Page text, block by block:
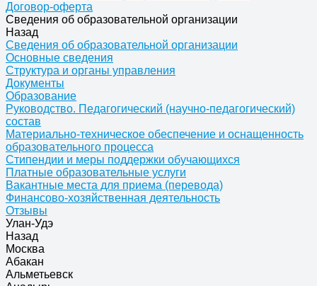
Договор-оферта
Сведения об образовательной организации
Назад
Сведения об образовательной организации
Основные сведения
Структура и органы управления
Документы
Образование
Руководство. Педагогический (научно-педагогический)
состав
Материально-техническое обеспечение и оснащенность
образовательного процесса
Стипендии и меры поддержки обучающихся
Платные образовательные услуги
Вакантные места для приема (перевода)
Финансово-хозяйственная деятельность
Отзывы
Улан-Удэ
Назад
Москва
Абакан
Альметьевск